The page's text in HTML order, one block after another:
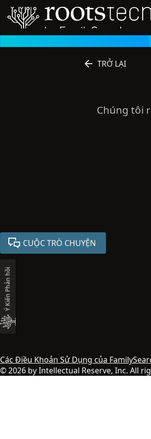
TRỞ LẠI
Chúng tôi
CUỘC TRÒ CHUYỆN
Các Điều Khoản Sử Dụng của
© 2026 by Intellectual Reserve, Inc. All
Ý Kiến Phản hồi